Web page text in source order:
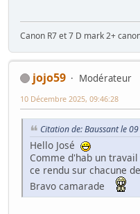
Canon R7 et 7 D mark 2+
jojo59
Modérateur
10 Décembre 2025, 09:46:28
Citation de: Baussant le
Hello José
Comme d'hab un
ce rendu sur chacune
Bravo camarade